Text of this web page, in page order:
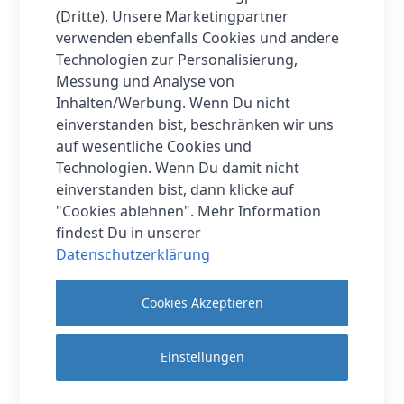
Wenn Sie auf der Suche nach einem
zuverlässigen und funktionalen Mobiltelefon
sind, das auch noch gut aussieht, dann ist das
Emporia SIMPLICITY glam die perfekte Wahl für
Sie.
Mehr Informationen
Hersteller
2-3 Werktage
Seniorenhandy, USB-C
Kabel mit Netzstecker,
Bedienungsanleitung
(Dritte). Unsere Marketingpartner
verwenden ebenfalls Cookies und andere
Technologien zur Personalisierung,
Messung und Analyse von
Inhalten/Werbung. Wenn Du nicht
einverstanden bist, beschränken wir uns
auf wesentliche Cookies und
Technologien. Wenn Du damit nicht
einverstanden bist, dann klicke auf
"Cookies ablehnen". Mehr Information
findest Du in unserer
Datenschutzerklärung
Cookies Akzeptieren
Einstellungen